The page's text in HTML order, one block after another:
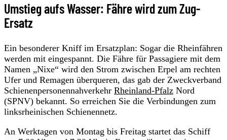
Umstieg aufs Wasser: Fähre wird zum Zug-
Ersatz
Ein besonderer Kniff im Ersatzplan: Sogar die Rheinfähren
werden mit eingespannt. Die Fähre für Passagiere mit dem
Namen „Nixe“ wird den Strom zwischen Erpel am rechten
Ufer und Remagen überqueren, das gab der Zweckverband
Schienenpersonennahverkehr Rheinland-Pfalz Nord
(SPNV) bekannt. So erreichen Sie die Verbindungen zum
linksrheinischen Schienennetz.
An Werktagen von Montag bis Freitag startet das Schiff